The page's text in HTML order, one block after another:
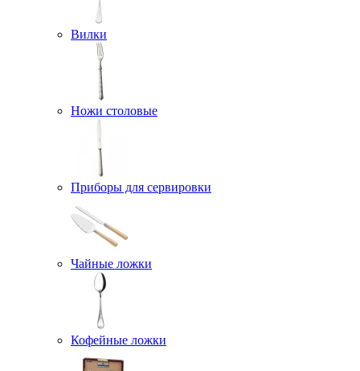
Вилки
Ножи столовые
Приборы для сервировки
Чайные ложки
Кофейные ложки